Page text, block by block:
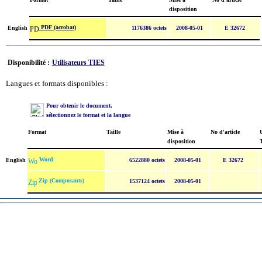
disposition
English PDF (acrobat) 1176386 octets 2008-05-01 E 32672
Disponibilité : Utilisateurs TIES
Langues et formats disponibles :
Pour obtenir le document,
sélectionnez le format et la langue
Format Taille
Mise à
disposition
No d'article
English Word 6522880 octets 2008-05-01 E 32672
Zip (Composants) 1537124 octets 2008-05-01